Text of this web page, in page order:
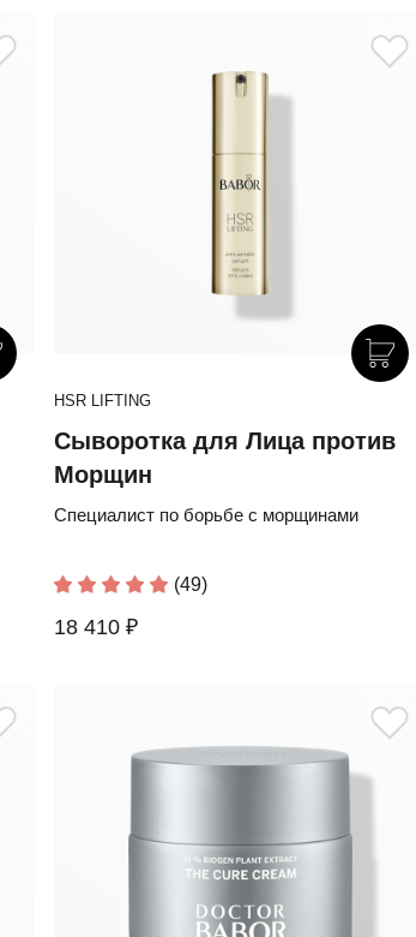
HSR LIFTING
Сыворотка для Лица против
Морщин
Специалист по борьбе с морщинами
(49)
18 410 ₽